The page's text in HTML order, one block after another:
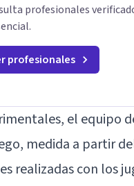
profesionales
profesionales
el equipo
medida a partir
realizadas con los